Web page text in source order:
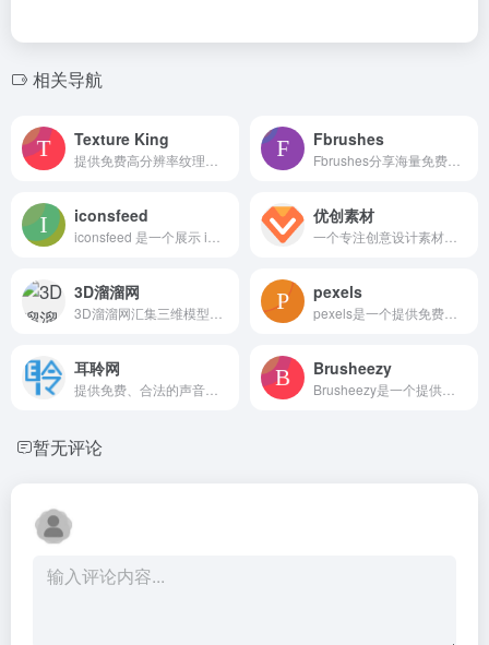
相关导航
Texture King Fbrushes
iconsfeed 优创素材
3D溜溜网 pexels
耳聆网 Brusheezy
暂无评论